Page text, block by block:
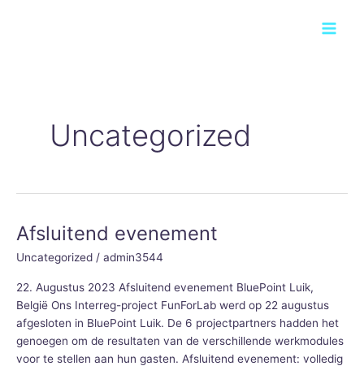
Uncategorized
Afsluitend evenement
Uncategorized / admin3544
22. Augustus 2023 Afsluitend evenement BluePoint Luik,
België Ons Interreg-project FunForLab werd op 22 augustus
afgesloten in BluePoint Luik. De 6 projectpartners hadden het
genoegen om de resultaten van de verschillende werkmodules
voor te stellen aan hun gasten. Afsluitend evenement: volledig
Afsluitend